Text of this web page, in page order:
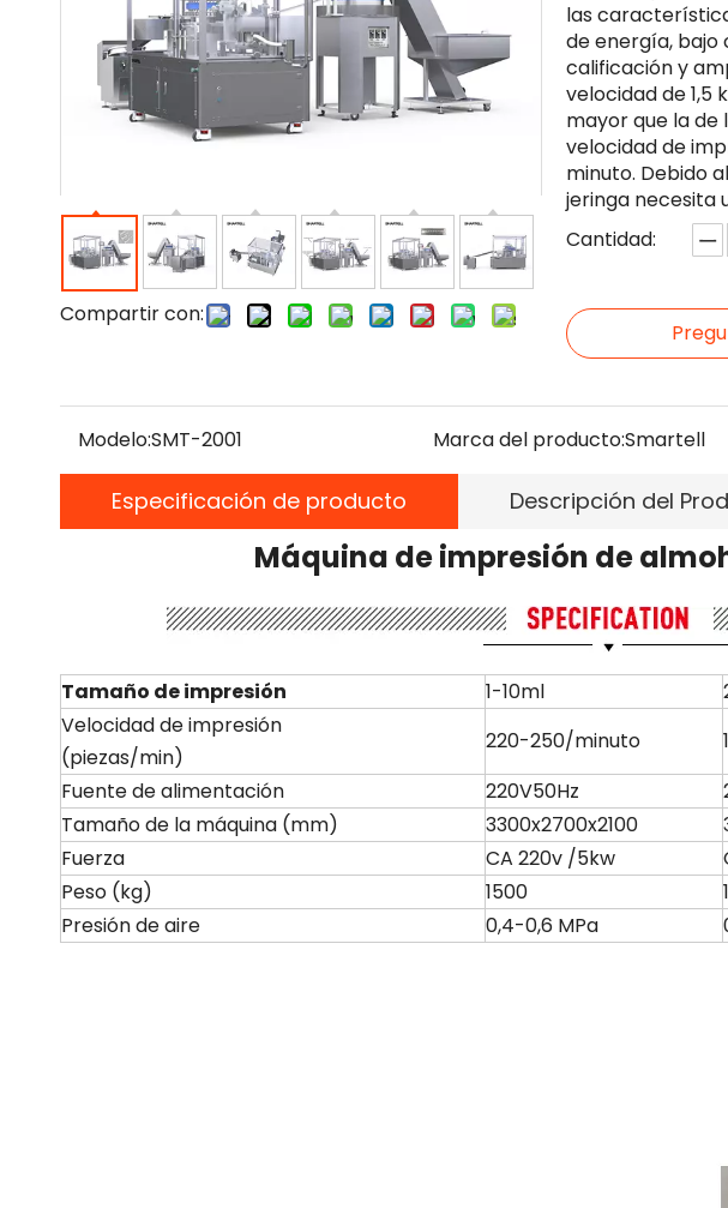
Compartir con:
las
de energía, bajo
calificación y
velocidad de 1,5
mayor que la de
velocidad de
minuto. Debido
jeringa necesita
Cantidad:
Modelo:SMT-2001 Marca del producto:Smartell
Especificación de producto Descripción del
Máquina de impresión de
Tamaño de impresión 1-10ml
Velocidad de impresión
(piezas/min)
220-250/minuto
Fuente de alimentación
220V50Hz
Tamaño de la máquina (mm)
3300x2700x2100
Fuerza
CA 220v /5kw
Peso (kg)
1500
Presión de aire
0,4-0,6 MPa